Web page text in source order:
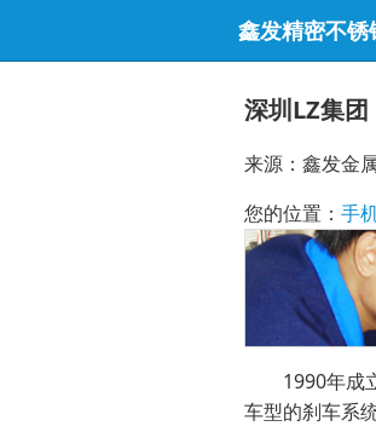
鑫发精密不锈
深圳LZ集团
来源：鑫发金
您的位置： 手
1990年成立
车型的刹车系